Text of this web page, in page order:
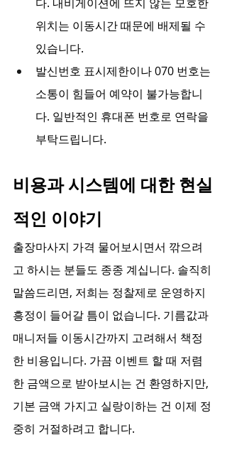
위치는 이동시간 때문에 배제될 수
있습니다.
발신번호 표시제한이나 070 번호는
소통이 힘들어 예약이 불가능합니
다. 일반적인 휴대폰 번호로 연락을
부탁드립니다.
비용과 시스템에 대한 현실
적인 이야기
출장마사지 가격 물어보시면서 깎으려
고 하시는 분들도 종종 계십니다. 솔직히
말씀드리면, 저희는 정찰제로 운영하지
흥정이 들어갈 틈이 없습니다. 기름값과
매니저들 이동시간까지 고려해서 책정
한 비용입니다. 가끔 이벤트 할 때 저렴
한 금액으로 받아보시는 건 환영하지만,
기본 금액 가지고 실랑이하는 건 이제 정
중히 거절하려고 합니다.